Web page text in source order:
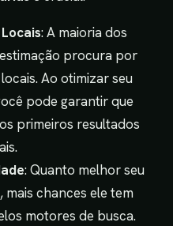
: A maioria dos
procura por
Ao otimizar seu
pode garantir que
primeiros resultados
: Quanto melhor seu
chances ele tem
motores de busca.